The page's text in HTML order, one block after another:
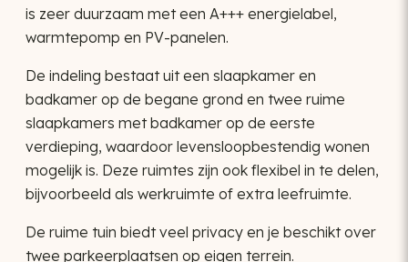
is zeer duurzaam met een A+++ energielabel,
warmtepomp en PV-panelen.
De indeling bestaat uit een slaapkamer en
badkamer op de begane grond en twee ruime
slaapkamers met badkamer op de eerste
verdieping, waardoor levensloopbestendig wonen
mogelijk is. Deze ruimtes zijn ook flexibel in te delen,
bijvoorbeeld als werkruimte of extra leefruimte.
De ruime tuin biedt veel privacy en je beschikt over
twee parkeerplaatsen op eigen terrein.